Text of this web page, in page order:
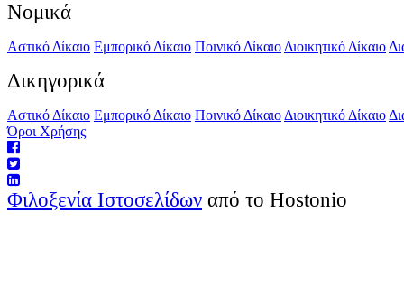
Νομικά
Αστικό Δίκαιο Εμπορικό Δίκαιο Ποινικό Δίκαιο Διοικητικό Δίκαιο
Δικηγορικά
Αστικό Δίκαιο Εμπορικό Δίκαιο Ποινικό Δίκαιο Διοικητικό Δίκαιο
Όροι Χρήσης
Φιλοξενία Ιστοσελίδων από το Hostonio